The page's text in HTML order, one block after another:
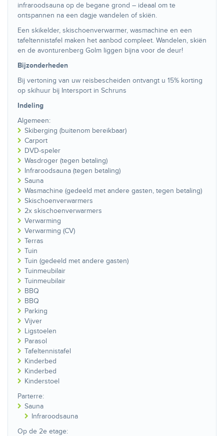
infraroodsauna op de begane grond – ideaal om te
ontspannen na een dagje wandelen of skiën.
Een skikelder, skischoenverwarmer, wasmachine en een
tafeltennistafel maken het aanbod compleet. Wandelen, skiën
en de avonturenberg Golm liggen bijna voor de deur!
Bijzonderheden
Bij vertoning van uw reisbescheiden ontvangt u 15% korting
op skihuur bij Intersport in Schruns
Indeling
Algemeen:
Skiberging (buitenom bereikbaar)
Carport
DVD-speler
Wasdroger (tegen betaling)
Infraroodsauna (tegen betaling)
Sauna
Wasmachine (gedeeld met andere gasten, tegen betaling)
Skischoenverwarmers
2x skischoenverwarmers
Verwarming
Verwarming (CV)
Terras
Tuin
Tuin (gedeeld met andere gasten)
Tuinmeubilair
Tuinmeubilair
BBQ
BBQ
Parking
Vijver
Ligstoelen
Parasol
Tafeltennistafel
Kinderbed
Kinderbed
Kinderstoel
Parterre:
Sauna
Infraroodsauna
Op de 2e etage: